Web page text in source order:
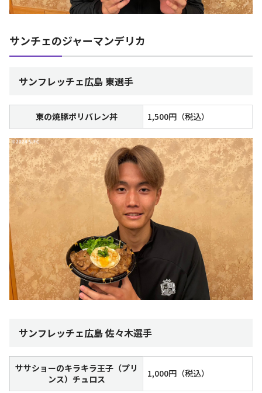
サンチェのジャーマンデリカ
サンフレッチェ広島 東選手
東の焼豚ポリバレン丼 1,500円（税込）
サンフレッチェ広島 佐々木選手
ササショーのキラキラ王子（プリ
ンス）チュロス
1,000円（税込）